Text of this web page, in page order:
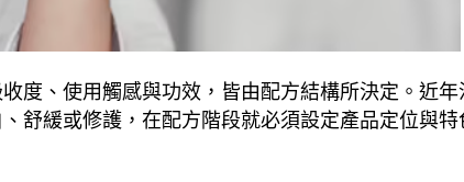
度、使用觸感與功效，皆由配方結構所決定。近
舒緩或修護，在配方階段就必須設定產品定位與